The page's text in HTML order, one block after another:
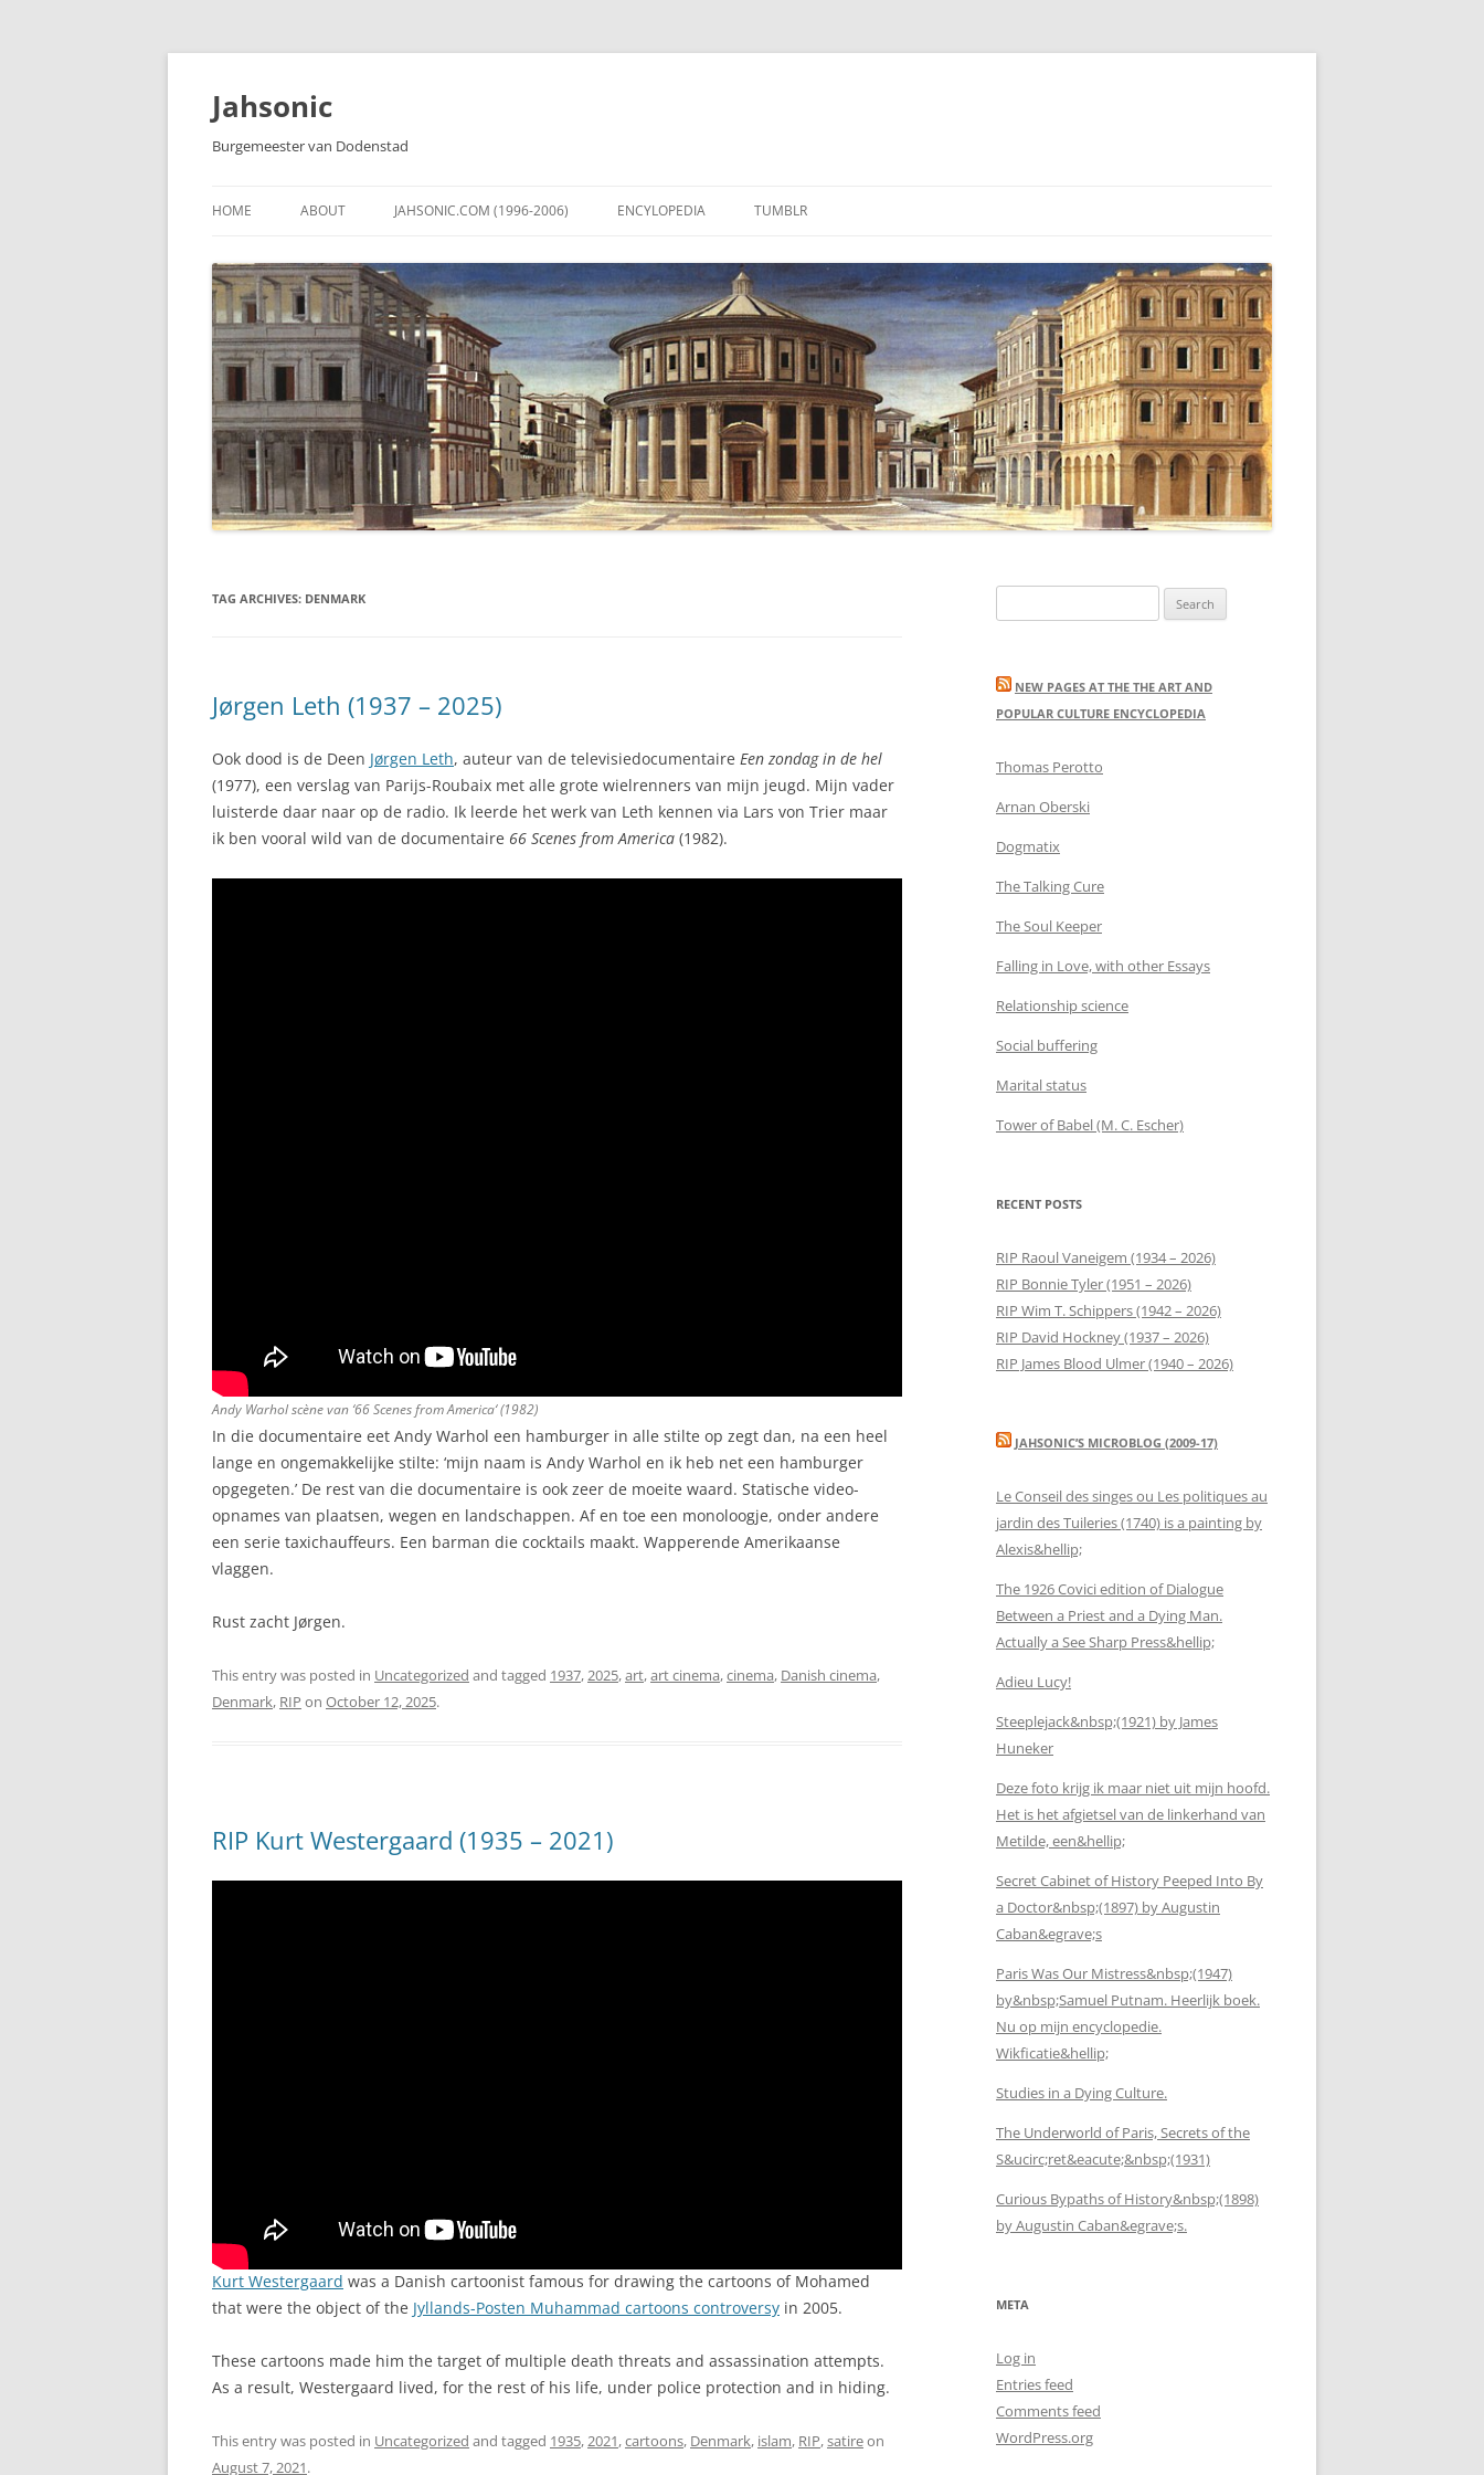
Skip
content
Jahsonic
Burgemeester van Dodenstad
HOME ABOUT JAHSONIC.COM (1996-2006) ENCYLOPEDIA TUMBLR
TAG ARCHIVES: DENMARK
Jørgen Leth (1937 – 2025)
Ook dood is de Deen Jørgen Leth, auteur van de televisiedocumentaire Een zondag in de hel
(1977), een verslag van Parijs-Roubaix met alle grote wielrenners van mijn jeugd. Mijn vader
luisterde daar naar op de radio. Ik leerde het werk van Leth kennen via Lars von Trier maar
ik ben vooral wild van de documentaire 66 Scenes from America (1982).
Andy Warhol scène van ‘66 Scenes from America‘ (1982)
In die documentaire eet Andy Warhol een hamburger in alle stilte op zegt dan, na een heel
lange en ongemakkelijke stilte: ‘mijn naam is Andy Warhol en ik heb net een hamburger
opgegeten.’ De rest van die documentaire is ook zeer de moeite waard. Statische video-
opnames van plaatsen, wegen en landschappen. Af en toe een monoloogje, onder andere
een serie taxichauffeurs. Een barman die cocktails maakt. Wapperende Amerikaanse
vlaggen.
Rust zacht Jørgen.
This entry was posted in Uncategorized and tagged 1937,2025,art,art cinema,cinema, Danish cinema,
Denmark, RIP on October 12, 2025.
RIP Kurt Westergaard (1935 – 2021)
Kurt Westergaard was a Danish cartoonist famous for drawing the cartoons of Mohamed
that were the object of the Jyllands-Posten Muhammad cartoons controversy in 2005.
These cartoons made him the target of multiple death threats and assassination attempts.
As a result, Westergaard lived, for the rest of his life, under police protection and in hiding.
This entry was posted in Uncategorized and tagged 1935,2021,cartoons, Denmark, islam, RIP,satireon
August 7, 2021.
for:
NEW PAGES AT THE THE ART AND
POPULAR CULTURE ENCYCLOPEDIA
Thomas Perotto
Arnan Oberski
Dogmatix
The Talking Cure
The Soul Keeper
Falling in Love, with other Essays
Relationship science
Social buffering
Marital status
Tower of Babel (M. C. Escher)
RECENT POSTS
RIP Raoul Vaneigem (1934 – 2026)
RIP Bonnie Tyler (1951 – 2026)
RIP Wim T. Schippers (1942 – 2026)
RIP David Hockney (1937 – 2026)
RIP James Blood Ulmer (1940 – 2026)
JAHSONIC’S MICROBLOG (2009-17)
Le Conseil des singes ou Les politiques au
jardin des Tuileries (1740) is a painting by
Alexis&hellip;
The 1926 Covici edition of Dialogue
Between a Priest and a Dying Man.
Actually a See Sharp Press&hellip;
Adieu Lucy!
Steeplejack&nbsp;(1921) by James
Huneker
Deze foto krijg ik maar niet uit mijn hoofd.
Het is het afgietsel van de linkerhand van
Metilde, een&hellip;
Secret Cabinet of History Peeped Into By
a Doctor&nbsp;(1897) by Augustin
Caban&egrave;s
Paris Was Our Mistress&nbsp;(1947)
by&nbsp;Samuel Putnam. Heerlijk boek.
Nu op mijn encyclopedie.
Wikficatie&hellip;
Studies in a Dying Culture.
The Underworld of Paris, Secrets of the
S&ucirc;ret&eacute;&nbsp;(1931)
Curious Bypaths of History&nbsp;(1898)
by Augustin Caban&egrave;s.
META
Log in
Entries feed
Comments feed
WordPress.org